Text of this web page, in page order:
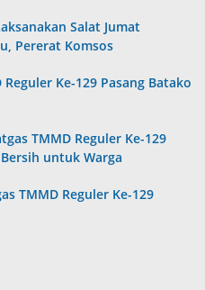
Salat Jumat
Pererat Komsos
Ke-129 Pasang Batako
TMMD Reguler Ke-129
untuk Warga
TMMD Reguler Ke-129